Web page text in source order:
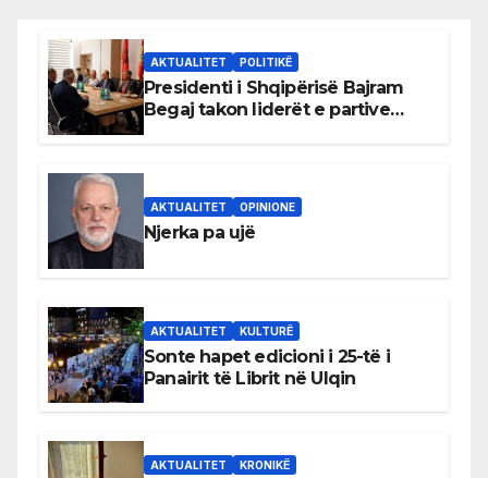
AKTUALITET POLITIKË
Presidenti i Shqipërisë Bajram
Begaj takon liderët e partive
AKTUALITET OPINIONE
Njerka pa ujë
AKTUALITET KULTURË
Sonte hapet edicioni i 25-të i
Panairit të Librit në Ulqin
AKTUALITET KRONIKË